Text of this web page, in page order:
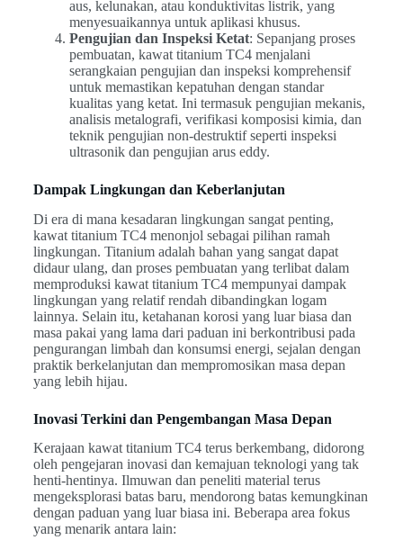
aus, kelunakan, atau konduktivitas listrik, yang
menyesuaikannya untuk aplikasi khusus.
Pengujian dan Inspeksi Ketat: Sepanjang proses
pembuatan, kawat titanium TC4 menjalani
serangkaian pengujian dan inspeksi komprehensif
untuk memastikan kepatuhan dengan standar
kualitas yang ketat. Ini termasuk pengujian mekanis,
analisis metalografi, verifikasi komposisi kimia, dan
teknik pengujian non-destruktif seperti inspeksi
ultrasonik dan pengujian arus eddy.
Dampak Lingkungan dan Keberlanjutan
Di era di mana kesadaran lingkungan sangat penting,
kawat titanium TC4 menonjol sebagai pilihan ramah
lingkungan. Titanium adalah bahan yang sangat dapat
didaur ulang, dan proses pembuatan yang terlibat dalam
memproduksi kawat titanium TC4 mempunyai dampak
lingkungan yang relatif rendah dibandingkan logam
lainnya. Selain itu, ketahanan korosi yang luar biasa dan
masa pakai yang lama dari paduan ini berkontribusi pada
pengurangan limbah dan konsumsi energi, sejalan dengan
praktik berkelanjutan dan mempromosikan masa depan
yang lebih hijau.
Inovasi Terkini dan Pengembangan Masa Depan
Kerajaan kawat titanium TC4 terus berkembang, didorong
oleh pengejaran inovasi dan kemajuan teknologi yang tak
henti-hentinya. Ilmuwan dan peneliti material terus
mengeksplorasi batas baru, mendorong batas kemungkinan
dengan paduan yang luar biasa ini. Beberapa area fokus
yang menarik antara lain: